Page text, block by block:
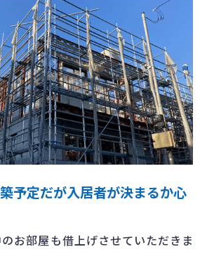
予定だが入居者が決まるか心
お部屋も借上げさせていただきま